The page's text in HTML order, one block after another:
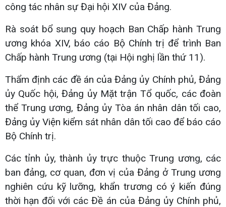
công tác nhân sự Đại hội XIV của Đảng.
Rà soát bổ sung quy hoạch Ban Chấp hành Trung
ương khóa XIV, báo cáo Bộ Chính trị để trình Ban
Chấp hành Trung ương (tại Hội nghị lần thứ 11).
Thẩm định các đề án của Đảng ủy Chính phủ, Đảng
ủy Quốc hội, Đảng ủy Mặt trận Tổ quốc, các đoàn
thể Trung ương, Đảng ủy Tòa án nhân dân tối cao,
Đảng ủy Viện kiểm sát nhân dân tối cao để báo cáo
Bộ Chính trị.
Các tỉnh ủy, thành ủy trực thuộc Trung ương, các
ban đảng, cơ quan, đơn vị của Đảng ở Trung ương
nghiên cứu kỹ lưỡng, khẩn trương có ý kiến đúng
thời hạn đối với các Đề án của Đảng ủy Chính phủ,